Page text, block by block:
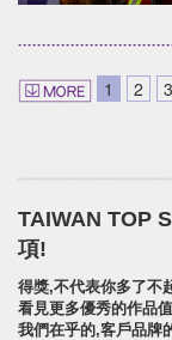
DANCING
brand identity/
信義鄉農會/梅子跳
開廣集團/SUPER
攝策略
1 2 3
TAIWAN TOP
項!
得獎,不代表你多了不
看見更多優秀的作品
我們在乎的,客戶品牌